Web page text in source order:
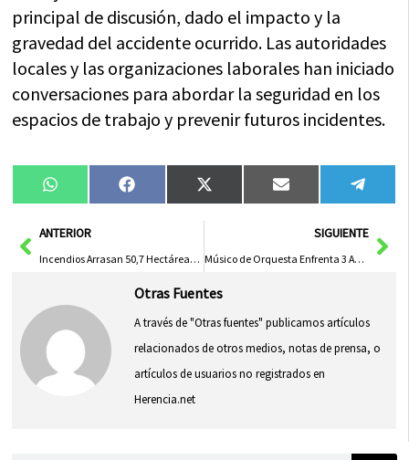
principal de discusión, dado el impacto y la
gravedad del accidente ocurrido. Las autoridades
locales y las organizaciones laborales han iniciado
conversaciones para abordar la seguridad en los
espacios de trabajo y prevenir futuros incidentes.
Compartir
en
WhatsAppCompartir
en
FacebookCompartir
en
X
(Twitter)
Compartir
en
Email
en
AntANTERIOR
Incendios Arrasan 50,7 Hectáreas en Cuenca, Mejorando Frente a 2024
SIGUIENTE
Músico de Orquesta Enfrenta 3 Años y Medio de Prisión por Estafa y Simulación de Robo
Otras Fuentes
A través de "Otras fuentes" publicamos artículos
relacionados de otros medios, notas de prensa, o
artículos de usuarios no registrados en
Herencia.net